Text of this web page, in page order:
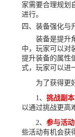
家需要合理规划
进行。
四、装备强化与
装备是提升
中，玩家可以对
提升装备的属性
式，玩家可以进
为了获得更
1、 挑战副本
以通过挑战更高
2、 参与活动
些活动有机会获